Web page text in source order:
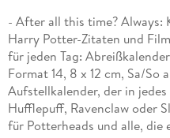
- After all this time? Always:
Harry Potter-Zitaten und
für jeden Tag:
Format 14, 8 x 12 cm, Sa/So
Aufstellkalender, der in
Hufflepuff, Ravenclaw oder
für Potterheads und alle, die